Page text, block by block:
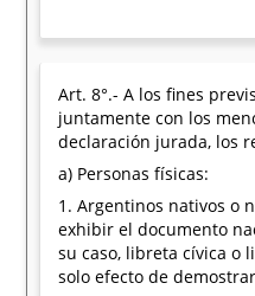
Art. 8°.- A los fines
juntamente con los
declaración jurada, los
a) Personas físicas:
1. Argentinos nativos o
exhibir el documento
su caso, libreta cívica o
solo efecto de